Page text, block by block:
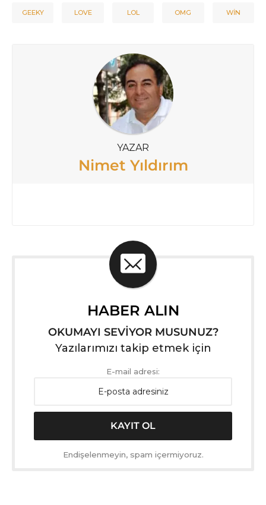
GEEKY LOVE LOL OMG WIN
YAZAR
Nimet Yıldırım
HABER ALIN
OKUMAYI SEVİYOR MUSUNUZ?
Yazılarımızı takip etmek için
E-mail adresi:
Endişelenmeyin, spam içermiyoruz.